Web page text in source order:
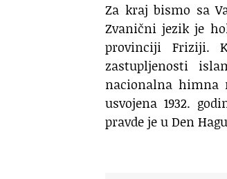
Za kraj bismo sa
Zvanični jezik je
provinciji Friziji.
zastupljenosti
nacionalna himna
usvojena 1932.
pravde je u Den